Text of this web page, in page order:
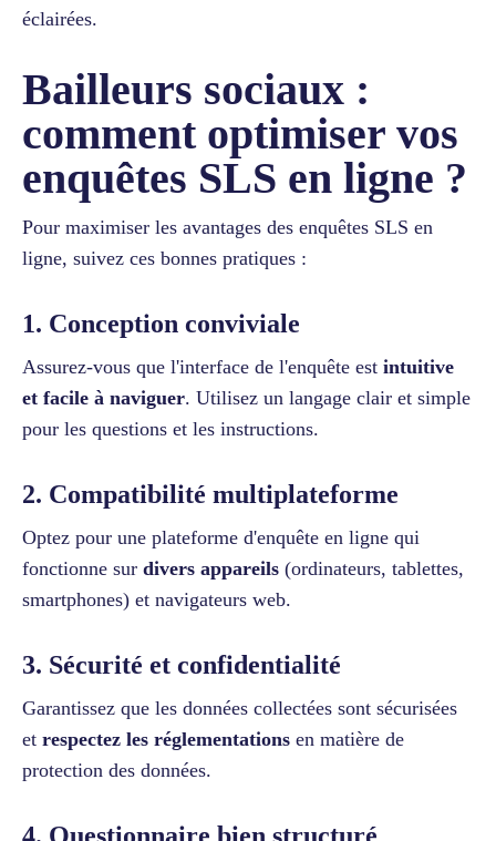
éclairées.
Bailleurs sociaux :
comment optimiser vos
enquêtes SLS en ligne ?
Pour maximiser les avantages des enquêtes SLS en
ligne, suivez ces bonnes pratiques :
1. Conception conviviale
Assurez-vous que l'interface de l'enquête est intuitive
et facile à naviguer. Utilisez un langage clair et simple
pour les questions et les instructions.
2. Compatibilité multiplateforme
Optez pour une plateforme d'enquête en ligne qui
fonctionne sur divers appareils (ordinateurs, tablettes,
smartphones) et navigateurs web.
3. Sécurité et confidentialité
Garantissez que les données collectées sont sécurisées
et respectez les réglementations en matière de
protection des données.